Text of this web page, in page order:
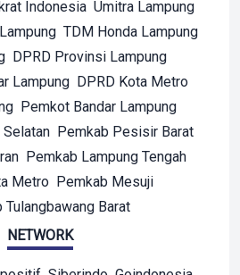
Indonesia Umitra Lampung
TDM Honda Lampung
DPRD Provinsi Lampung
Lampung DPRD Kota Metro
Pemkot Bandar Lampung
Pemkab Pesisir Barat
Pemkab Lampung Tengah
Metro Pemkab Mesuji
Tulangbawang Barat
NETWORK